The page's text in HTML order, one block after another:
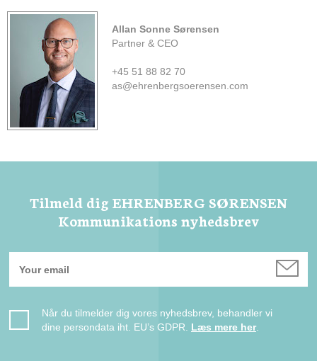
Allan Sonne Sørensen
Partner & CEO
+45 51 88 82 70
as@ehrenbergsoerensen.com
Tilmeld dig EHRENBERG SØRENSEN
Kommunikations nyhedsbrev
Når du tilmelder dig vores nyhedsbrev, behandler vi
dine persondata iht. EU’s GDPR. Læs mere her.